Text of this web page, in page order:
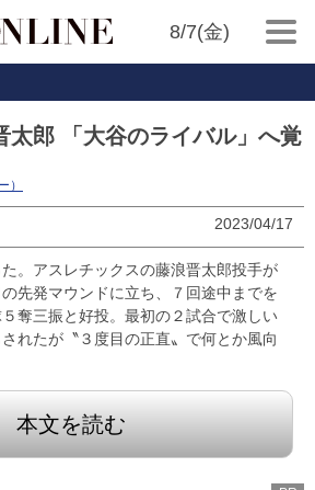
8/7(金)
太郎 「大谷のライバル」へ覚
）
2023/04/17
。アスレチックスの藤浪晋太郎投手が
先発マウンドに立ち、７回途中までを
奪三振と好投。最初の２試合で激しい
れたが〝３度目の正直〟で何とか風向
本文を読む